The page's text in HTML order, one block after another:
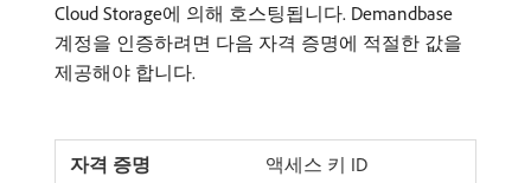
Cloud Storage에 의해 호스팅됩니다. Demandbase
계정을 인증하려면 다음 자격 증명에 적절한 값을
제공해야 합니다.
액세스 키 ID